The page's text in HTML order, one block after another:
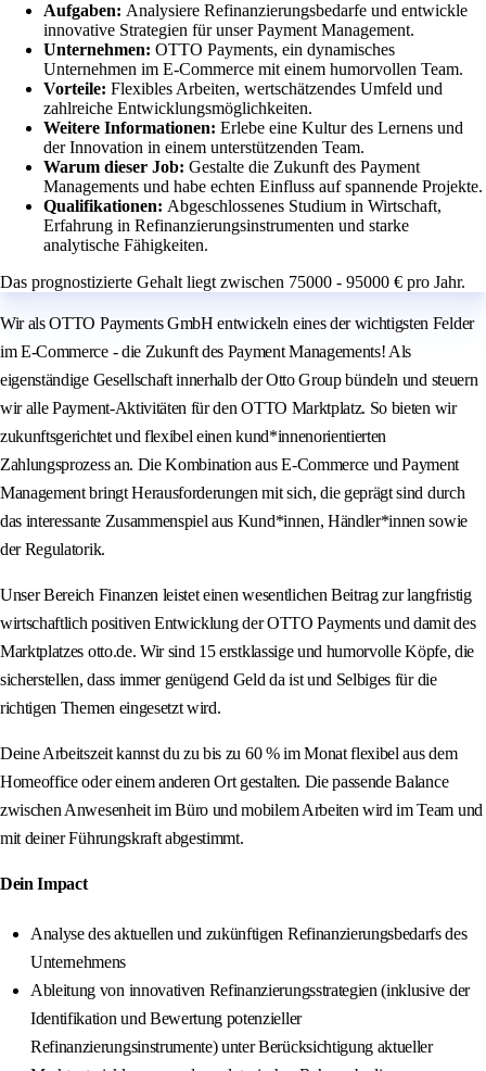
Aufgaben: Analysiere Refinanzierungsbedarfe und entwickle
innovative Strategien für unser Payment Management.
Unternehmen: OTTO Payments, ein dynamisches
Unternehmen im E-Commerce mit einem humorvollen Team.
Vorteile: Flexibles Arbeiten, wertschätzendes Umfeld und
zahlreiche Entwicklungsmöglichkeiten.
Weitere Informationen: Erlebe eine Kultur des Lernens und
der Innovation in einem unterstützenden Team.
Warum dieser Job: Gestalte die Zukunft des Payment
Managements und habe echten Einfluss auf spannende Projekte.
Qualifikationen: Abgeschlossenes Studium in Wirtschaft,
Erfahrung in Refinanzierungsinstrumenten und starke
analytische Fähigkeiten.
Das prognostizierte Gehalt liegt zwischen 75000 - 95000 € pro Jahr.
Wir als OTTO Payments GmbH entwickeln eines der wichtigsten Felder
im E-Commerce - die Zukunft des Payment Managements! Als
eigenständige Gesellschaft innerhalb der Otto Group bündeln und steuern
wir alle Payment-Aktivitäten für den OTTO Marktplatz. So bieten wir
zukunftsgerichtet und flexibel einen kund*innenorientierten
Zahlungsprozess an. Die Kombination aus E-Commerce und Payment
Management bringt Herausforderungen mit sich, die geprägt sind durch
das interessante Zusammenspiel aus Kund*innen, Händler*innen sowie
der Regulatorik.
Unser Bereich Finanzen leistet einen wesentlichen Beitrag zur langfristig
wirtschaftlich positiven Entwicklung der OTTO Payments und damit des
Marktplatzes otto.de. Wir sind 15 erstklassige und humorvolle Köpfe, die
sicherstellen, dass immer genügend Geld da ist und Selbiges für die
richtigen Themen eingesetzt wird.
Deine Arbeitszeit kannst du zu bis zu 60 % im Monat flexibel aus dem
Homeoffice oder einem anderen Ort gestalten. Die passende Balance
zwischen Anwesenheit im Büro und mobilem Arbeiten wird im Team und
mit deiner Führungskraft abgestimmt.
Dein Impact
Analyse des aktuellen und zukünftigen Refinanzierungsbedarfs des
Unternehmens
Ableitung von innovativen Refinanzierungsstrategien (inklusive der
Identifikation und Bewertung potenzieller
Refinanzierungsinstrumente) unter Berücksichtigung aktueller